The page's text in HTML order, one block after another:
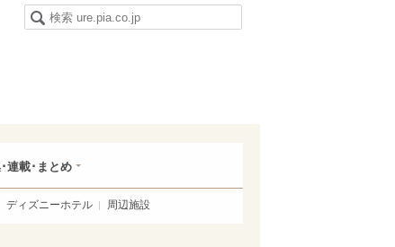
連載･まとめ
ディズニーホテル 周辺施設